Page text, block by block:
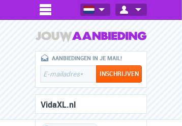
AANBIEDINGEN IN JE MAIL!
VidaXL.nl